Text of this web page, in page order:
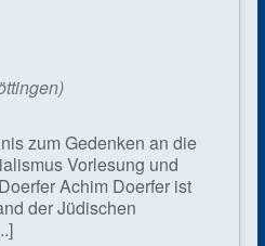
zum Gedenken an die
Vorlesung und
Achim Doerfer ist
der Jüdischen